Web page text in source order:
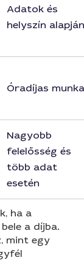
Adatok és
helyszín alapján
Óradíjas munka
Nagyobb
felelősség és
több adat
esetén
ha a
a díjba.
mint egy